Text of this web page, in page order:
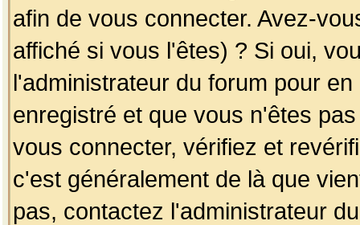
afin de vous connecter. Avez-
affiché si vous l'êtes) ? Si oui,
l'administrateur du forum pour
enregistré et que vous n'êtes
vous connecter, vérifiez et
c'est généralement de là que
pas, contactez l'administrateur